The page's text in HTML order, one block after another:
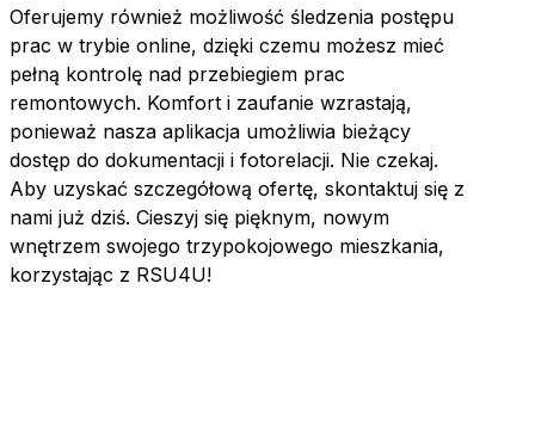
Oferujemy również możliwość śledzenia postępu
prac w trybie online, dzięki czemu możesz mieć
pełną kontrolę nad przebiegiem prac
remontowych. Komfort i zaufanie wzrastają,
ponieważ nasza aplikacja umożliwia bieżący
dostęp do dokumentacji i fotorelacji. Nie czekaj.
Aby uzyskać szczegółową ofertę, skontaktuj się z
nami już dziś. Cieszyj się pięknym, nowym
wnętrzem swojego trzypokojowego mieszkania,
korzystając z RSU4U!